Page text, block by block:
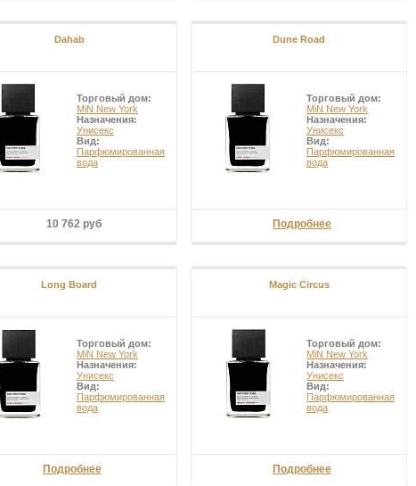
Dahab
Торговый дом:
MiN New York
Назначения:
Унисекс
Вид:
Парфюмированная
вода
10 762 руб
Dune Road
Торговый дом:
MiN New York
Назначения:
Унисекс
Вид:
Парфюмированная
вода
Подробнее
Long Board
Торговый дом:
MiN New York
Назначения:
Унисекс
Вид:
Парфюмированная
вода
Подробнее
Magic Circus
Торговый дом:
MiN New York
Назначения:
Унисекс
Вид:
Парфюмированная
вода
Подробнее